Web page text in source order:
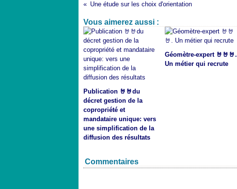
Une étude sur les choix d'orientation
Vous aimerez aussi :
Publication 🤘🤘du
décret gestion de la
copropriété et
mandataire unique: vers
une simplification de la
diffusion des résultats
Géomètre-expert 🤘🤘🤘.
Un métier qui recrute
Commentaires